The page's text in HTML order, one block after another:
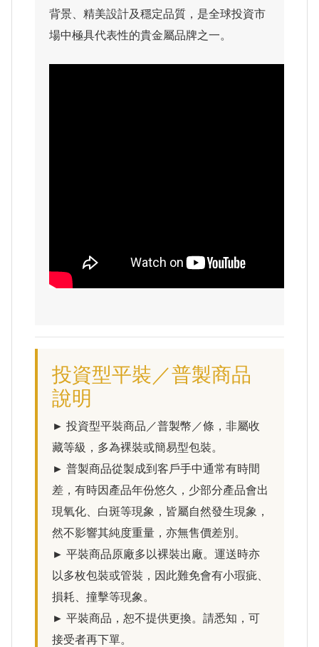
背景、精美設計及穩定品質，是全球投資市
場中極具代表性的貴金屬品牌之一。
投資型平裝／普製商品
說明
► 投資型平裝商品／普製幣／條，非屬收
藏等級，多為裸裝或簡易型包裝。
► 普製商品從製成到客戶手中通常有時間
差，有時因產品年份悠久，少部分產品會出
現氧化、白斑等現象，皆屬自然發生現象，
然不影響其純度重量，亦無售價差別。
► 平裝商品原廠多以裸裝出廠。運送時亦
以多枚包裝或管裝，因此難免會有小瑕疵、
損耗、撞擊等現象。
► 平裝商品，恕不提供更換。請悉知，可
接受者再下單。